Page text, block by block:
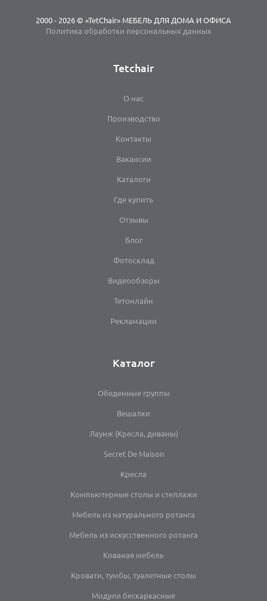
2000 - 2026 © «TetChair» МЕБЕЛЬ ДЛЯ ДОМА И ОФИСА
Политика обработки персональных данных
Tetchair
О нас
Производство
Контакты
Вакансии
Каталоги
Где купить
Отзывы
Блог
Фотосклад
Видеообзоры
Тетонлайн
Рекламации
Каталог
Обеденные группы
Вешалки
Лаунж (Кресла, диваны)
Secret De Maison
Кресла
Компьютерные столы и стеллажи
Мебель из натурального ротанга
Мебель из искусственного ротанга
Кованая мебель
Кровати, тумбы, туалетные столы
Модули бескаркасные